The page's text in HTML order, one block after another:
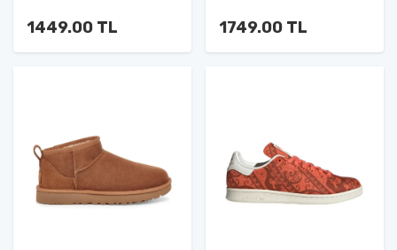
1449.00 TL 1749.00 TL